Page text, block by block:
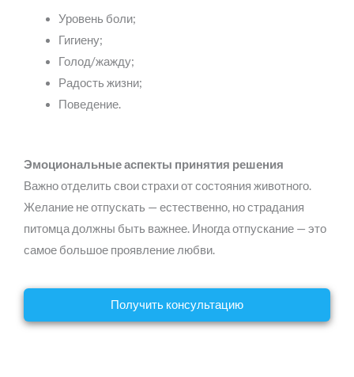
Уровень боли;
Гигиену;
Голод/жажду;
Радость жизни;
Поведение.
Эмоциональные аспекты принятия решения
Важно отделить свои страхи от состояния животного.
Желание не отпускать — естественно, но страдания
питомца должны быть важнее. Иногда отпускание — это
самое большое проявление любви.
Получить консультацию